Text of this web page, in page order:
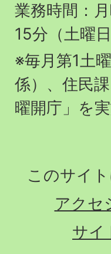
業務時間：
15分（土曜
※毎月第1土
係）、住民
曜開庁」を
このサイ
アクセ
サイ